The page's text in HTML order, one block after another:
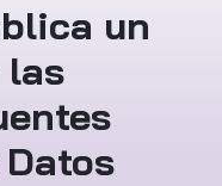
un
las